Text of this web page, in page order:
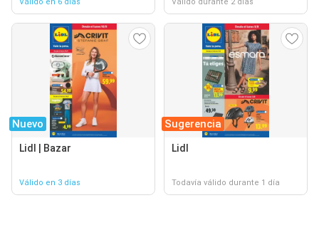
Nuevo
Lidl | Bazar
Válido en 3 días
Sugerencia
Lidl
Todavía válido durante 1 día